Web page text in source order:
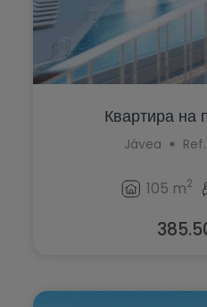
Квартира на
Jávea
105 m2